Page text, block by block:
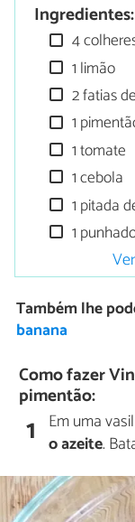
Ingredientes:
4
1 limão
2 fatias
1
1 tomate
1 cebola
1 pitada
1
Também lhe
banana
Como fazer
pimentão:
1 Em uma
o azeite.